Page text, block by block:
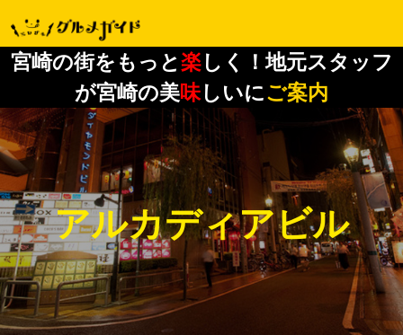
宮崎の街をもっと楽しく！地元スタッフ
が宮崎の美味しいにご案内
アルカディアビル